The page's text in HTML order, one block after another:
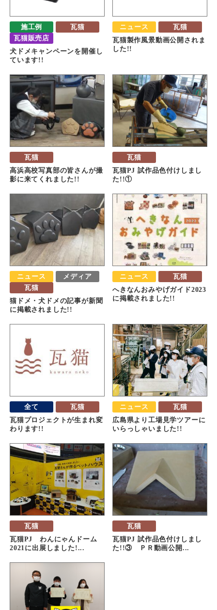
施工例
瓦猫
瓦猫販売店
犬ドメキャンペーンを開催し
ています!!
ニュース 瓦猫
瓦猫製作風景動画公開されま
した!!
瓦猫
高浜高校写真部の皆さんが撮
影に来てくれました!!
瓦猫
瓦猫PJ 試作品色付けしまし
た!!①
ニュース
メディア
瓦猫
猫ドメ・犬ドメの記事が新聞
に掲載されました!!
ニュース 瓦猫
へきなんおみやげガイド2023
に掲載されました!!
全て 瓦猫
瓦猫プロジェクトが生まれ変
わります!!
ニュース 瓦猫
広島県より工場見学ツアーに
いらっしゃいました!!
瓦猫
瓦猫PJ わんにゃんドーム
2021に出展しました!...
瓦猫
瓦猫PJ 試作品色付けしまし
た!!③ ＰＲ動画公開...